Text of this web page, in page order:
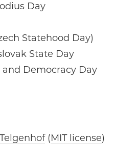
Day
Statehood Day)
State Day
Democracy Day
(MIT license)